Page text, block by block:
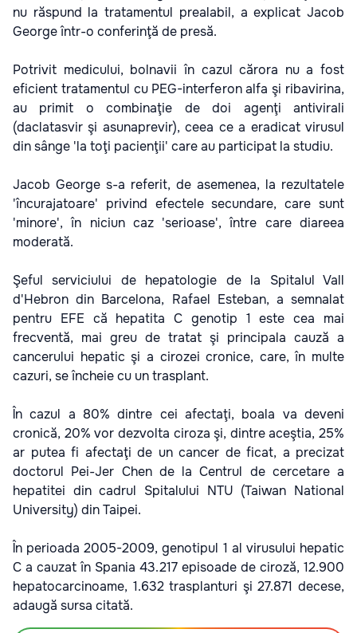
nu răspund la tratamentul prealabil, a explicat Jacob
George într-o conferinţă de presă.
Potrivit medicului, bolnavii în cazul cărora nu a fost
eficient tratamentul cu PEG-interferon alfa şi ribavirina,
au primit o combinaţie de doi agenţi antivirali
(daclatasvir şi asunaprevir), ceea ce a eradicat virusul
din sânge 'la toţi pacienţii' care au participat la studiu.
Jacob George s-a referit, de asemenea, la rezultatele
'încurajatoare' privind efectele secundare, care sunt
'minore', în niciun caz 'serioase', între care diareea
moderată.
Şeful serviciului de hepatologie de la Spitalul Vall
d'Hebron din Barcelona, Rafael Esteban, a semnalat
pentru EFE că hepatita C genotip 1 este cea mai
frecventă, mai greu de tratat şi principala cauză a
cancerului hepatic şi a cirozei cronice, care, în multe
cazuri, se încheie cu un trasplant.
În cazul a 80% dintre cei afectaţi, boala va deveni
cronică, 20% vor dezvolta ciroza şi, dintre aceştia, 25%
ar putea fi afectaţi de un cancer de ficat, a precizat
doctorul Pei-Jer Chen de la Centrul de cercetare a
hepatitei din cadrul Spitalului NTU (Taiwan National
University) din Taipei.
În perioada 2005-2009, genotipul 1 al virusului hepatic
C a cauzat în Spania 43.217 episoade de ciroză, 12.900
hepatocarcinoame, 1.632 trasplanturi şi 27.871 decese,
adaugă sursa citată.